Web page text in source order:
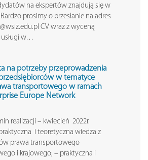
na ekspertów znajdują się w
prosimy o przesłanie na adres
CV wraz z wyceną
w…
na potrzeby przeprowadzenia
w tematyce
transportowego w ramach
Europe Network
realizacji – kwiecień 2022r.
i teoretyczna wiedza z
prawa transportowego
i krajowego; – praktyczna i